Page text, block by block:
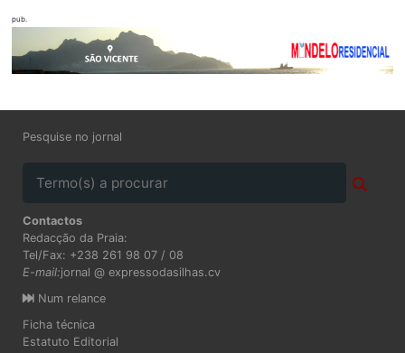
pub.
Pesquise no jornal
Contactos
Redacção da Praia:
Tel/Fax: +238 261 98 07 / 08
E-mail:jornal @ expressodasilhas.cv
Num relance
Ficha técnica
Estatuto Editorial